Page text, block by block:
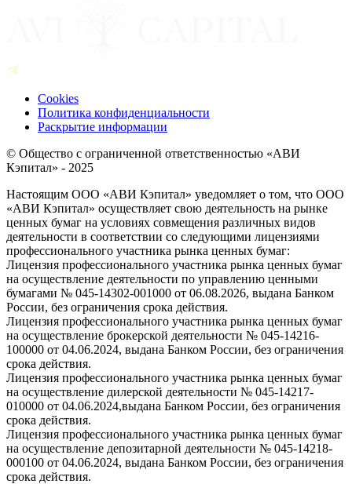
Cookies
Политика конфиденциальности
Раскрытие информации
© Общество с ограниченной ответственностью «АВИ
Кэпитал» - 2025
Настоящим ООО «АВИ Кэпитал» уведомляет о том, что ООО
«АВИ Кэпитал» осуществляет свою деятельность на рынке
ценных бумаг на условиях совмещения различных видов
деятельности в соответствии со следующими лицензиями
профессионального участника рынка ценных бумаг:
Лицензия профессионального участника рынка ценных бумаг
на осуществление деятельности по управлению ценными
бумагами № 045-14302-001000 от 06.08.2026, выдана Банком
России, без ограничения срока действия.
Лицензия профессионального участника рынка ценных бумаг
на осуществление брокерской деятельности № 045-14216-
100000 от 04.06.2024, выдана Банком России, без ограничения
срока действия.
Лицензия профессионального участника рынка ценных бумаг
на осуществление дилерской деятельности № 045-14217-
010000 от 04.06.2024,выдана Банком России, без ограничения
срока действия.
Лицензия профессионального участника рынка ценных бумаг
на осуществление депозитарной деятельности № 045-14218-
000100 от 04.06.2024, выдана Банком России, без ограничения
срока действия.